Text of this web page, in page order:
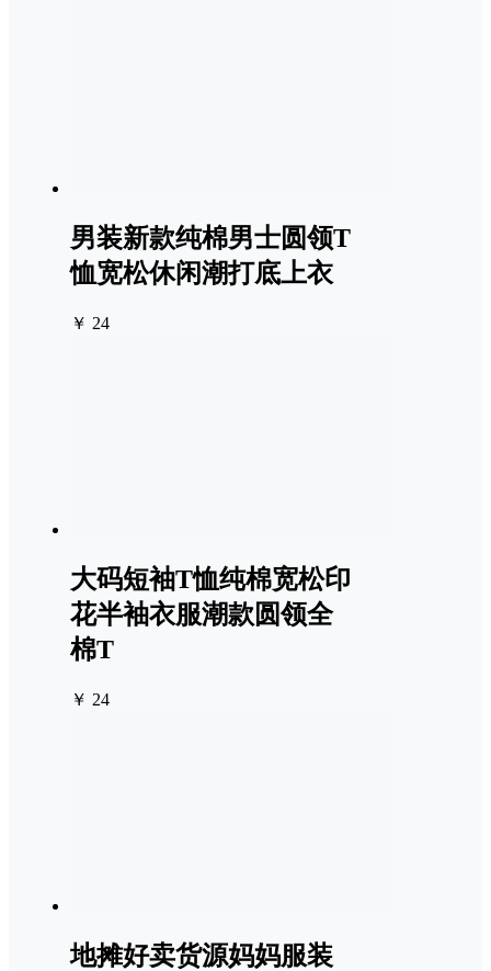
男装新款纯棉男士圆领T
恤宽松休闲潮打底上衣
￥ 24
大码短袖T恤纯棉宽松印
花半袖衣服潮款圆领全
棉T
￥ 24
地摊好卖货源妈妈服装